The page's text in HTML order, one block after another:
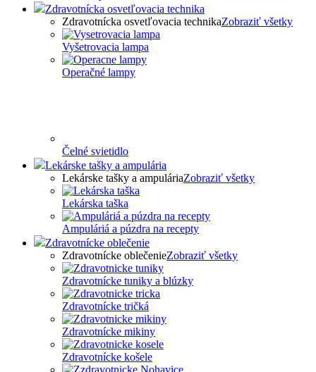
Zdravotnícka osvetľovacia technika
Zdravotnícka osvetľovacia technikaZobraziť všetky
Vyšetrovacia lampa
Operačné lampy
Čelné svietidlo
Lekárske tašky a ampulária
Lekárske tašky a ampuláriaZobraziť všetky
Lekárska taška
Ampuláriá a púzdra na recepty
Zdravotnícke oblečenie
Zdravotnícke oblečenieZobraziť všetky
Zdravotnícke tuniky a blúzky
Zdravotnícke tričká
Zdravotnícke mikiny
Zdravotnícke košele